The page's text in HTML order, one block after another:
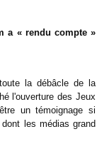
a « rendu compte »
la débâcle de la
l'ouverture des Jeux
un témoignage si
les médias grand